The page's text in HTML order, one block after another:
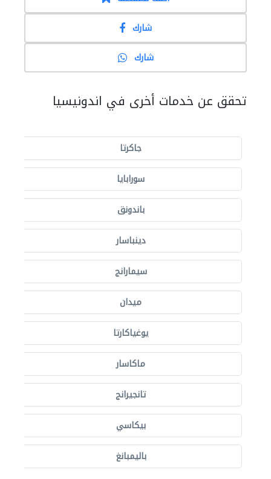
شارك
شارك
تحقق عن خدمات أخرى في اندونيسيا
جاكرتا
سورابايا
باندونق
دينباسار
سيمارانج
ميدان
يوغياكارتا
ماكاسار
تانجيرانج
بيكاسي
باليمبانغ